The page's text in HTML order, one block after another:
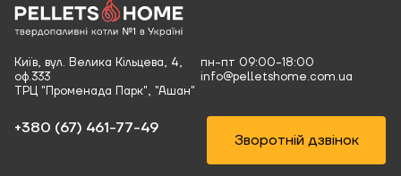
Київ, вул. Велика Кільцева, 4,
оф.333
ТРЦ "Променада Парк", "Ашан"
пн-пт 09:00-18:00
info@pelletshome.com.ua
+380 (67) 461-77-49‬
Зворотній дзвінок